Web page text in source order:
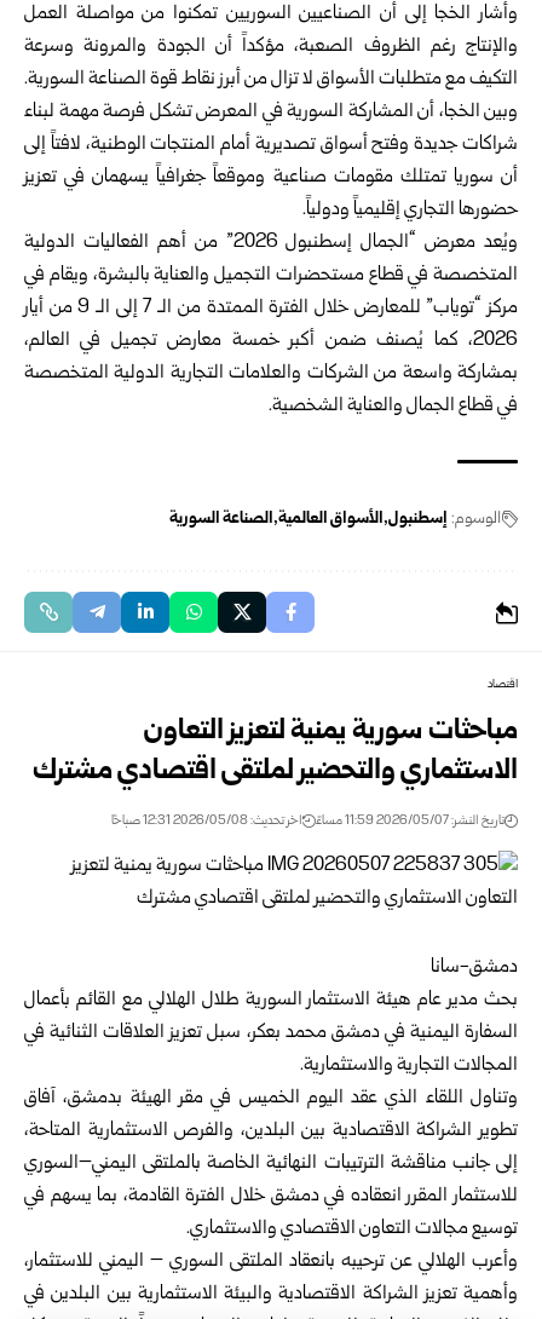
وأشار الخجا إلى أن الصناعيين السوريين تمكنوا من مواصلة العمل
والإنتاج رغم الظروف الصعبة، مؤكداً أن الجودة والمرونة وسرعة
التكيف مع متطلبات الأسواق لا تزال من أبرز نقاط قوة الصناعة السورية.
وبين الخجا، أن المشاركة السورية في المعرض تشكل فرصة مهمة لبناء
شراكات جديدة وفتح أسواق تصديرية أمام المنتجات الوطنية، لافتاً إلى
أن سوريا تمتلك مقومات صناعية وموقعاً جغرافياً يسهمان في تعزيز
حضورها التجاري إقليمياً ودولياً.
ويُعد معرض “الجمال إسطنبول 2026” من أهم الفعاليات الدولية
المتخصصة في قطاع مستحضرات التجميل والعناية بالبشرة، ويقام في
مركز “توياب” للمعارض خلال الفترة الممتدة من الـ 7 إلى الـ 9 من أيار
2026، كما يُصنف ضمن أكبر خمسة معارض تجميل في العالم،
بمشاركة واسعة من الشركات والعلامات التجارية الدولية المتخصصة
في قطاع الجمال والعناية الشخصية.
الوسوم: إسطنبول الأسواق العالمية الصناعة السورية
اقتصاد
مباحثات سورية يمنية لتعزيز التعاون
الاستثماري والتحضير لملتقى اقتصادي مشترك
تاريخ النشر: 2026/05/07 11:59 مساءً اخر تحديث: 2026/05/08 12:31 صباحًا
دمشق-سانا
بحث مدير عام هيئة الاستثمار السورية طلال الهلالي مع القائم بأعمال
السفارة اليمنية في دمشق محمد بعكر، سبل تعزيز العلاقات الثنائية في
المجالات التجارية والاستثمارية.
وتناول اللقاء الذي عقد اليوم الخميس في مقر الهيئة بدمشق، آفاق
تطوير الشراكة الاقتصادية بين البلدين، والفرص الاستثمارية المتاحة،
إلى جانب مناقشة الترتيبات النهائية الخاصة بالملتقى اليمني–السوري
للاستثمار المقرر انعقاده في دمشق خلال الفترة القادمة، بما يسهم في
توسيع مجالات التعاون الاقتصادي والاستثماري.
وأعرب الهلالي عن ترحيبه بانعقاد الملتقى السوري – اليمني للاستثمار،
وأهمية تعزيز الشراكة الاقتصادية والبيئة الاستثمارية بين البلدين في